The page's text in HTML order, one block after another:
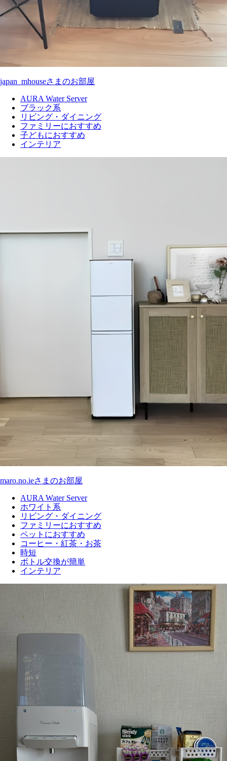
japan_mhouseさまのお部屋
AURA Water Server
ブラック系
リビング・ダイニング
ファミリーにおすすめ
子どもにおすすめ
インテリア
maro.no.ieさまのお部屋
AURA Water Server
ホワイト系
リビング・ダイニング
ファミリーにおすすめ
ペットにおすすめ
コーヒー・紅茶・お茶
時短
ボトル交換が簡単
インテリア